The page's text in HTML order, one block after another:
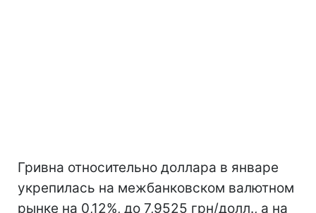
Гривна относительно доллара в январе
укрепилась на межбанковском валютном
рынке на 0,12%, до 7,9525 грн/долл., а на